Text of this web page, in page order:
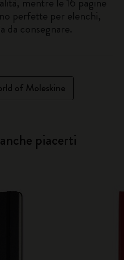
perfette per elenchi,
da consegnare.
of Moleskine
piacerti